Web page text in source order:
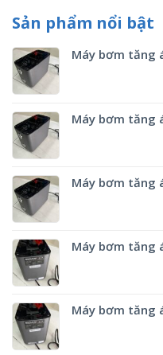
Sản phẩm nổi bật
Máy bơm tăng
Máy bơm tăng
Máy bơm tăng
Máy bơm tăng
Máy bơm tăng